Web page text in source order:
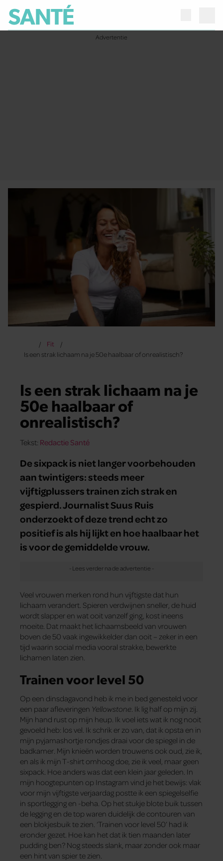
Fit
Is een strak lichaam na je 50e haalbaar of onrealistisch?
Is een strak lichaam na je
50e haalbaar of
onrealistisch?
Tekst: Redactie Santé
De sixpack is niet langer voorbehouden
aan twintigers: steeds meer
vijftigplussers trainen zich strak en
gespierd. Journalist Suus Ruis
onderzoekt of deze trend echt zo
positief is als hij lijkt en hoe haalbaar het
is voor de gemiddelde vrouw.
Veel vrouwen merken rond hun vijftigste dat hun
lichaam verandert. Spieren verdwijnen sneller, de huid
wordt slapper en wat ooit vanzelf ging, kost ineens
moeite. Dat maakt het lichaamsbeeld van vrouwen
boven de 50 vaak ingewikkelder dan ooit – zeker in een
tijd waarin social media vooral strakke, bewerkte
lichamen laten zien.
Trainen voor level 50
Op een dinsdagavond heb ik me in bed genesteld voor
een paar afleveringen Yellowstone . Ik lig half op mijn zij.
Mijn hand rust op mijn heup. Ik voel iets wat ik nog nooit
gevoeld heb: los vel. Ik schrik er zo van, dat ik opsta en in
mijn pyjamashortje rondjes draai voor de spiegel in de
badkamer. Mijn knieën worden trouwens ook oud, zie ik,
en als ik mijn T-shirt omhoog doe, zie ik veel, maar geen
sixpack. Hoe anders was dat een klein jaar geleden. In
mijn hoogtepunten op Instagram vind je het bewijs: vlak
voor mijn vijftigste verjaardag postte ik een spiegelselfie
in sportlegging en -beha. Op het stukje blote buik tussen
de legging en de top waren duidelijk de contouren van
een blokjesbuik te zien. ‘Trainen voor level 50’ had ik
eronder gezet. Hoe kan het dat ik tien maanden later
pudding ben? Nog steeds slank, maar zonder ook maar
een hint van spier te zien.